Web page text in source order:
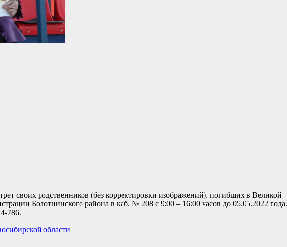
своих родственников (без корректировки изображений), погибших в Великой
Болотнинского района в каб. № 208 с 9:00 – 16:00 часов до 05.05.2022 года.
786.
области